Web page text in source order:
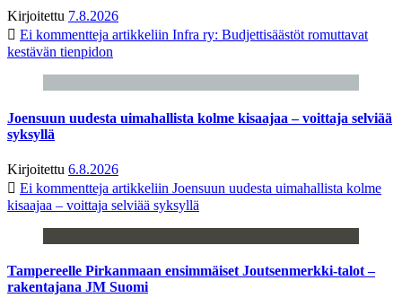
Kirjoitettu 7.8.2026
Ei kommentteja artikkeliin Infra ry: Budjettisäästöt romuttavat
kestävän tienpidon
Joensuun uudesta uimahallista kolme kisaajaa – voittaja selviää
syksyllä
Kirjoitettu 6.8.2026
Ei kommentteja artikkeliin Joensuun uudesta uimahallista kolme
kisaajaa – voittaja selviää syksyllä
Tampereelle Pirkanmaan ensimmäiset Joutsenmerkki-talot –
rakentajana JM Suomi